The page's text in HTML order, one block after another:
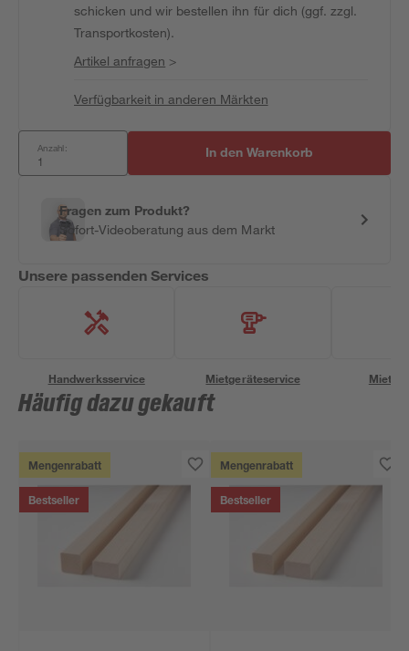
schicken und wir bestellen ihn für dich (ggf. zzgl.
Transportkosten).
Artikel anfragen >
Verfügbarkeit in anderen Märkten
Anzahl: In den Warenkorb
Fragen zum Produkt?
Sofort-Videoberatung aus dem Markt
Unsere passenden Services
Handwerksservice Mietgeräteservice
Häufig dazu gekauft
Mengenrabatt
Bestseller
Mengenrabatt
Bestseller